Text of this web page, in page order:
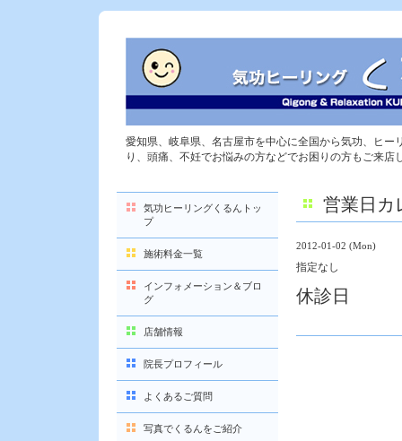
愛知県、岐阜県、名古屋市を中心に全国から気功、ヒー
り、頭痛、不妊でお悩みの方などでお困りの方もご来店
営業日カ
2012-01-02 (Mon)
指定なし
休診日
気功ヒーリングくるんトッ
プ
施術料金一覧
インフォメーション＆ブロ
グ
店舗情報
院長プロフィール
よくあるご質問
写真でくるんをご紹介